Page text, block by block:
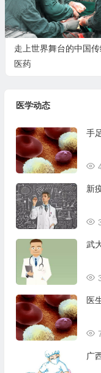
走上世界舞台的中国传
医药
医学动态
手
新
武
医
广